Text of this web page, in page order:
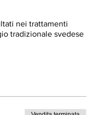
nei trattamenti
tradizionale svedese
Booster Tonic, Sea